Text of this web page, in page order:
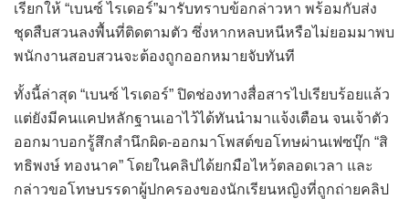
เรียกให้ “เบนซ์ ไรเดอร์”มารับทราบข้อกล่าวหา พร้อมกับส่ง
ชุดสืบสวนลงพื้นที่ติดตามตัว ซึ่งหากหลบหนีหรือไม่ยอมมาพบ
พนักงานสอบสวนจะต้องถูกออกหมายจับทันที
ทั้งนี้ล่าสุด “เบนซ์ ไรเดอร์” ปิดช่องทางสื่อสารไปเรียบร้อยแล้ว
แต่ยังมีคนแคปหลักฐานเอาไว้ได้ทันนำมาแจ้งเตือน จนเจ้าตัว
ออกมาบอกรู้สึกสำนึกผิด-ออกมาโพสต์ขอโทษผ่านเฟซบุ๊ก “สิ
ทธิพงษ์ ทองนาค” โดยในคลิปได้ยกมือไหว้ตลอดเวลา และ
กล่าวขอโทษบรรดาผู้ปกครองของนักเรียนหญิงที่ถูกถ่ายคลิป